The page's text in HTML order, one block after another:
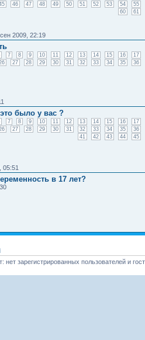
46 47 48 49 50 51 52 53 54
55
60
61
2009, 22:19
7 8 9 10 11 12 13 14 15 16
17
27 28 29 30 31 32 33 34 35 36
было у вас ?
7 8 9 10 11 12 13 14 15 16
17
27 28 29 30 31 32 33 34 35
36
41
42 43 44 45
05:51
в 17 лет?
зарегистрированных пользователей и